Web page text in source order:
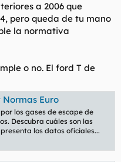
a 2006 que
pero queda de tu mano
la normativa
o no. El ford T de
Normas Euro
los gases de escape de
Descubra cuáles son las
los datos oficiales...